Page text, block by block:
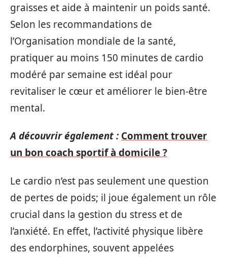
graisses et aide à maintenir un poids santé.
Selon les recommandations de
l’Organisation mondiale de la santé,
pratiquer au moins 150 minutes de cardio
modéré par semaine est idéal pour
revitaliser le cœur et améliorer le bien-être
mental.
A découvrir également : Comment trouver
un bon coach sportif à domicile ?
Le cardio n’est pas seulement une question
de pertes de poids; il joue également un rôle
crucial dans la gestion du stress et de
l’anxiété. En effet, l’activité physique libère
des endorphines, souvent appelées